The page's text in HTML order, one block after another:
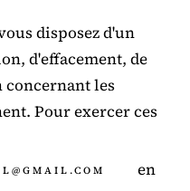
disposez d'un
d'effacement, de
les
Pour exercer ces
en